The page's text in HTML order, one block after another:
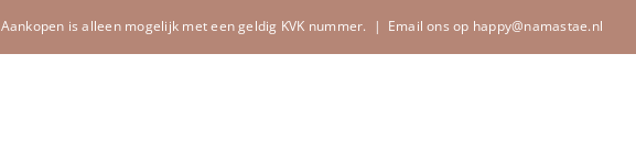
Aankopen is alleen mogelijk met een geldig KVK nummer. | Email ons op happy@namastae.nl